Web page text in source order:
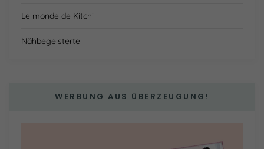
Le monde de Kitchi
Nähbegeisterte
WERBUNG AUS ÜBERZEUGUNG!